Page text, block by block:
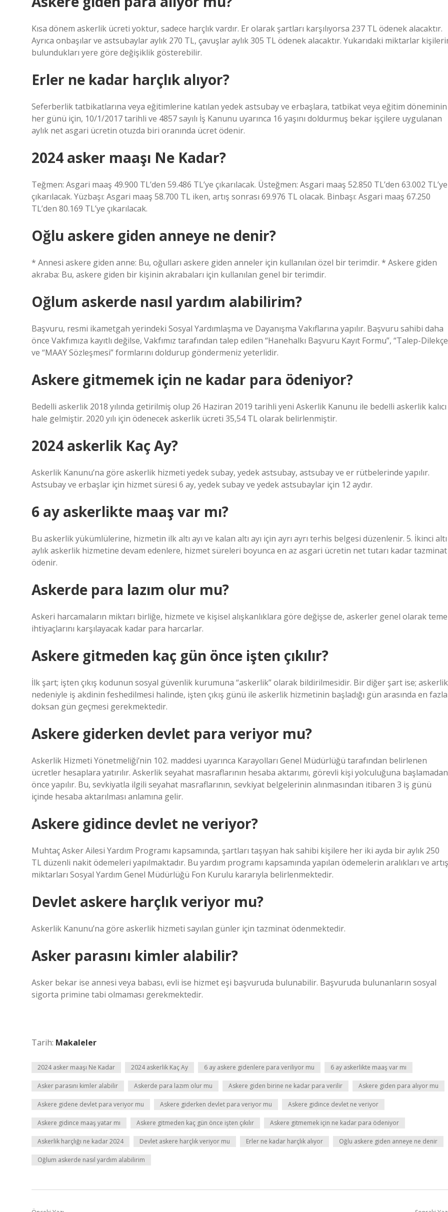
Kısa dönem askerlik ücreti yoktur, sadece harçlık vardır. Er olarak şartları karşılıyorsa 237 TL ödenek alacaktır.
Ayrıca onbaşılar ve astsubaylar aylık 270 TL, çavuşlar aylık 305 TL ödenek alacaktır. Yukarıdaki miktarlar
bulundukları yere göre değişiklik gösterebilir.
Erler ne kadar harçlık alıyor?
Seferberlik tatbikatlarına veya eğitimlerine katılan yedek astsubay ve erbaşlara, tatbikat veya eğitim döneminin
her günü için, 10/1/2017 tarihli ve 4857 sayılı İş Kanunu uyarınca 16 yaşını doldurmuş bekar işçilere uygulanan
aylık net asgari ücretin otuzda biri oranında ücret ödenir.
2024 asker maaşı Ne Kadar?
Teğmen: Asgari maaş 49.900 TL’den 59.486 TL’ye çıkarılacak. Üsteğmen: Asgari maaş 52.850 TL’den 63.002 TL’ye
çıkarılacak. Yüzbaşı: Asgari maaş 58.700 TL iken, artış sonrası 69.976 TL olacak. Binbaşı: Asgari maaş 67.250
TL’den 80.169 TL’ye çıkarılacak.
Oğlu askere giden anneye ne denir?
* Annesi askere giden anne: Bu, oğulları askere giden anneler için kullanılan özel bir terimdir. * Askere giden
akraba: Bu, askere giden bir kişinin akrabaları için kullanılan genel bir terimdir.
Oğlum askerde nasıl yardım alabilirim?
Başvuru, resmi ikametgah yerindeki Sosyal Yardımlaşma ve Dayanışma Vakıflarına yapılır. Başvuru sahibi daha
önce Vakfımıza kayıtlı değilse, Vakfımız tarafından talep edilen “Hanehalkı Başvuru Kayıt Formu”, “Talep-
ve “MAAY Sözleşmesi” formlarını doldurup göndermeniz yeterlidir.
Askere gitmemek için ne kadar para ödeniyor?
Bedelli askerlik 2018 yılında getirilmiş olup 26 Haziran 2019 tarihli yeni Askerlik Kanunu ile bedelli askerlik kalıcı
hale gelmiştir. 2020 yılı için ödenecek askerlik ücreti 35,54 TL olarak belirlenmiştir.
2024 askerlik Kaç Ay?
Askerlik Kanunu’na göre askerlik hizmeti yedek subay, yedek astsubay, astsubay ve er rütbelerinde yapılır.
Astsubay ve erbaşlar için hizmet süresi 6 ay, yedek subay ve yedek astsubaylar için 12 aydır.
6 ay askerlikte maaş var mı?
Bu askerlik yükümlülerine, hizmetin ilk altı ayı ve kalan altı ayı için ayrı ayrı terhis belgesi düzenlenir. 5. İkinci altı
aylık askerlik hizmetine devam edenlere, hizmet süreleri boyunca en az asgari ücretin net tutarı kadar tazminat
ödenir.
Askerde para lazım olur mu?
Askeri harcamaların miktarı birliğe, hizmete ve kişisel alışkanlıklara göre değişse de, askerler genel olarak
ihtiyaçlarını karşılayacak kadar para harcarlar.
Askere gitmeden kaç gün önce işten çıkılır?
İlk şart; işten çıkış kodunun sosyal güvenlik kurumuna “askerlik” olarak bildirilmesidir. Bir diğer şart ise; askerlik
nedeniyle iş akdinin feshedilmesi halinde, işten çıkış günü ile askerlik hizmetinin başladığı gün arasında en fazla
doksan gün geçmesi gerekmektedir.
Askere giderken devlet para veriyor mu?
Askerlik Hizmeti Yönetmeliği’nin 102. maddesi uyarınca Karayolları Genel Müdürlüğü tarafından belirlenen
ücretler hesaplara yatırılır. Askerlik seyahat masraflarının hesaba aktarımı, görevli kişi yolculuğuna başlamadan
önce yapılır. Bu, sevkiyatla ilgili seyahat masraflarının, sevkiyat belgelerinin alınmasından itibaren 3 iş günü
içinde hesaba aktarılması anlamına gelir.
Askere gidince devlet ne veriyor?
Muhtaç Asker Ailesi Yardım Programı kapsamında, şartları taşıyan hak sahibi kişilere her iki ayda bir aylık 250
TL düzenli nakit ödemeleri yapılmaktadır. Bu yardım programı kapsamında yapılan ödemelerin aralıkları ve artış
miktarları Sosyal Yardım Genel Müdürlüğü Fon Kurulu kararıyla belirlenmektedir.
Devlet askere harçlık veriyor mu?
Askerlik Kanunu’na göre askerlik hizmeti sayılan günler için tazminat ödenmektedir.
Asker parasını kimler alabilir?
Asker bekar ise annesi veya babası, evli ise hizmet eşi başvuruda bulunabilir. Başvuruda bulunanların sosyal
sigorta primine tabi olmaması gerekmektedir.
Tarih: Makaleler
2024 asker maaşı Ne Kadar 2024 askerlik Kaç Ay 6 ay askere gidenlere para veriliyor mu 6 ay askerlikte maaş var mı
Asker parasını kimler alabilir Askerde para lazım olur mu Askere giden birine ne kadar para verilir Askere giden para alıyor mu
Askere gidene devlet para veriyor mu Askere giderken devlet para veriyor mu Askere gidince devlet ne veriyor
Askere gidince maaş yatar mı Askere gitmeden kaç gün önce işten çıkılır Askere gitmemek için ne kadar para ödeniyor
Askerlik harçlığı ne kadar 2024 Devlet askere harçlık veriyor mu Erler ne kadar harçlık alıyor Oğlu askere giden anneye ne denir
Oğlum askerde nasıl yardım alabilirim